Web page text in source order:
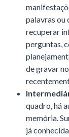
palavras ou
recuperar
perguntas,
de gravar
quadro, há
memória.
já